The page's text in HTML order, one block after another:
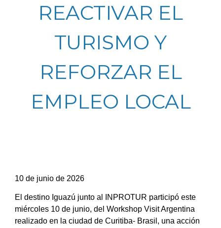
REACTIVAR EL
TURISMO Y
REFORZAR EL
EMPLEO LOCAL
10 de junio de 2026
El destino Iguazú junto al INPROTUR participó este
miércoles 10 de junio, del Workshop Visit Argentina
realizado en la ciudad de Curitiba- Brasil, una acción